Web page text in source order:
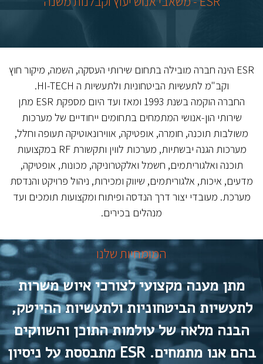
ESR הינה חברה מובילה בתחום שירותי העסקה, השמה, מיקור חוץ
וקב"מ לתעשיות הביטחוניות ולתעשיות ה HI-TECH.
החברה הוקמה בשנת 1993 ומאז ועד היום מספקת ESR מתן
שירותי הון-אנושי המתמחים בתחומים ייחודיים של מערכות
משולבות תוכנה, חומרה, אופטיקה, אווירונאוטיקה תעופה וחלל,
מערכות הגנה יבשתיות, מערכות לווין ותקשורת RF במקצועות
תוכנה ואלגוריתמים, חשמל ואלקטרוניקה, מכונות, אופטיקה,
מדעים, איכות, אלגוריתמים, שיווק ומכירות, ניהול פרויקט והנדסת
מערכת. מעובדי יצור דרך הנדסה ופיתוח ומקצועות תומכים ועד
מנהלים בכירים.
המומחיות שלנו
מתן מענה מקצועי לצורכי איוש משרות
לתעשיות הביטחוניות ולתעשיות ההייטק,
הבנה מלאה של עולמות התוכן והשווקים
בהם אנו מתמחים. ESR מתבססת על ניסיון